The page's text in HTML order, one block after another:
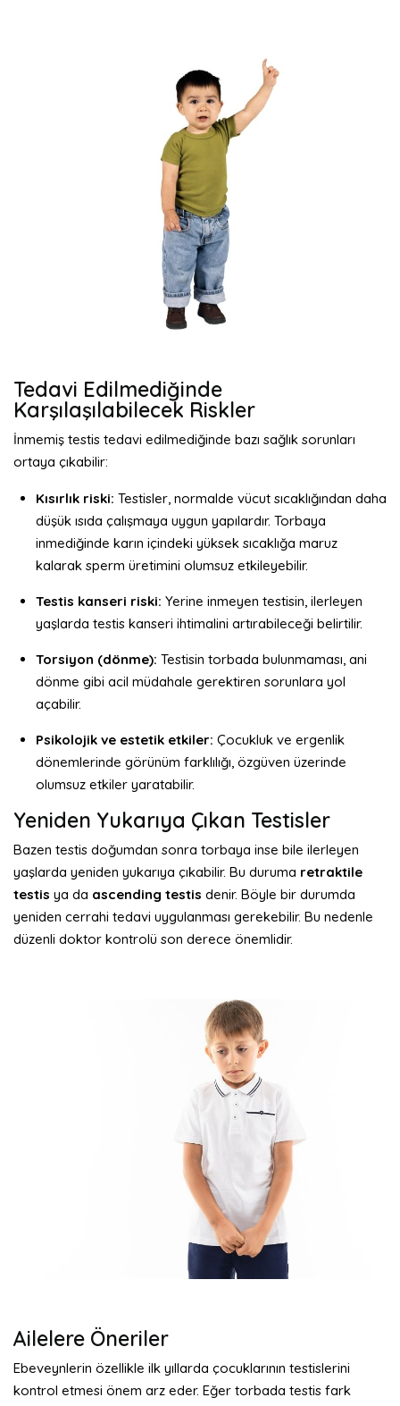
Tedavi Edilmediğinde
Karşılaşılabilecek Riskler
İnmemiş testis tedavi edilmediğinde bazı sağlık sorunları
ortaya çıkabilir:
Kısırlık riski: Testisler, normalde vücut sıcaklığından daha
düşük ısıda çalışmaya uygun yapılardır. Torbaya
inmediğinde karın içindeki yüksek sıcaklığa maruz
kalarak sperm üretimini olumsuz etkileyebilir.
Testis kanseri riski: Yerine inmeyen testisin, ilerleyen
yaşlarda testis kanseri ihtimalini artırabileceği belirtilir.
Torsiyon (dönme): Testisin torbada bulunmaması, ani
dönme gibi acil müdahale gerektiren sorunlara yol
açabilir.
Psikolojik ve estetik etkiler: Çocukluk ve ergenlik
dönemlerinde görünüm farklılığı, özgüven üzerinde
olumsuz etkiler yaratabilir.
Yeniden Yukarıya Çıkan Testisler
Bazen testis doğumdan sonra torbaya inse bile ilerleyen
yaşlarda yeniden yukarıya çıkabilir. Bu duruma retraktile
testis ya da ascending testis denir. Böyle bir durumda
yeniden cerrahi tedavi uygulanması gerekebilir. Bu nedenle
düzenli doktor kontrolü son derece önemlidir.
Ailelere Öneriler
Ebeveynlerin özellikle ilk yıllarda çocuklarının testislerini
kontrol etmesi önem arz eder. Eğer torbada testis fark